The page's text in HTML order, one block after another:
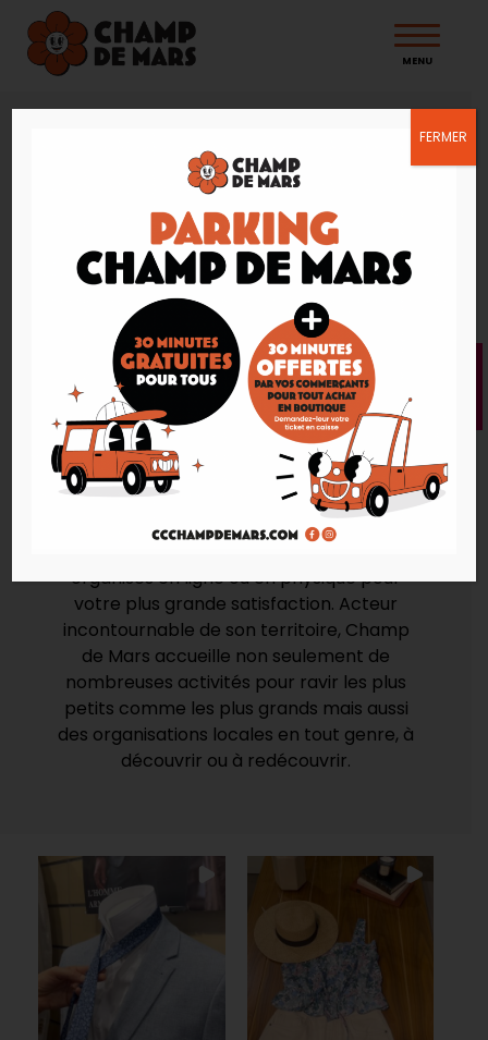
MENU
Nos actus à Champ de Mars
Nos actus à Champ
de Mars
Retrouvez toute l’actualité du Centre
Commercial Champ de Mars et de ses
nombreuses enseignes sur les réseaux
sociaux. Suivez-nous sur Facebook et
Instagram pour ne rien manquer des
nouveautés, des offres, des emplois à
pourvoir, des ouvertures exceptionnelles
et des animations qui se tiennent
régulièrement sur votre Centre. Ne
organisés en ligne ou en physique pour
votre plus grande satisfaction. Acteur
incontournable de son territoire, Champ
de Mars accueille non seulement de
nombreuses activités pour ravir les plus
petits comme les plus grands mais aussi
des organisations locales en tout genre, à
découvrir ou à redécouvrir.
FERMER